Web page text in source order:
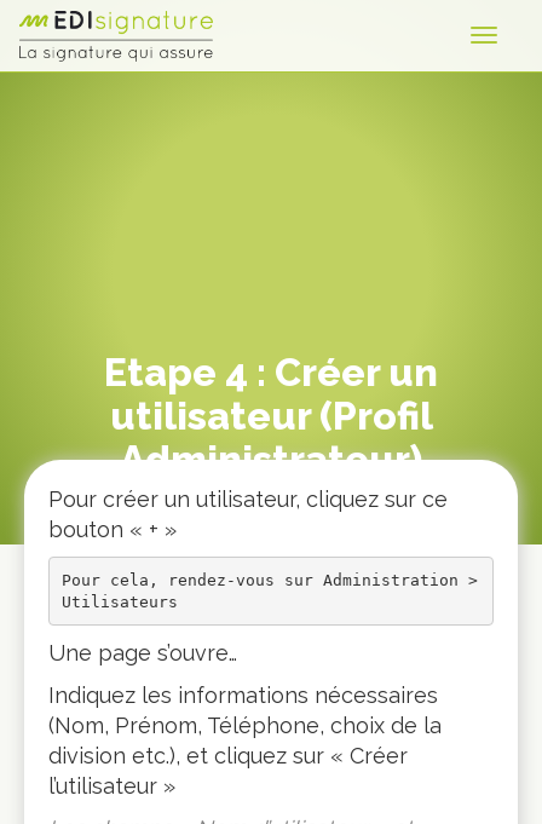
Etape 4 : Créer un
utilisateur (Profil
Administrateur)
Pour créer un utilisateur, cliquez sur ce
bouton « + »
Pour cela, rendez-vous sur Administration >
Utilisateurs
Une page s’ouvre…
Indiquez les informations nécessaires
(Nom, Prénom, Téléphone, choix de la
division etc.), et cliquez sur « Créer
l’utilisateur »
Cookies management panel